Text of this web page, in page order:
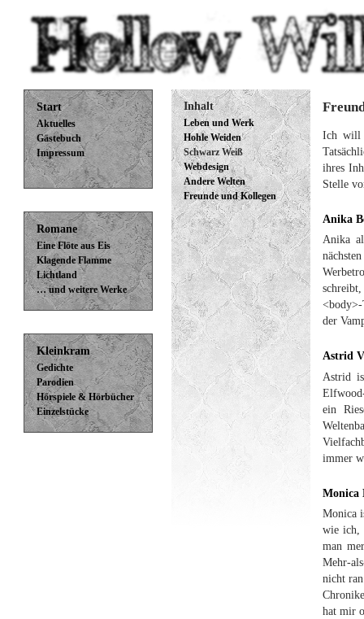
Start
Aktuelles
Gästebuch
Impressum
Romane
Eine Flöte aus Eis
Klagende Flamme
Lichtland
… und weitere Werke
Kleinkram
Gedichte
Parodien
Hörspiele & Hörbücher
Einzelstücke
Inhalt
Leben und Werk
Hohle Weiden
Schwarz Weiß
Webdesign
Andere Welten
Freunde und Kollegen
Ich will
ihres
Stelle
Anika
Anika
<body>-
der
Astrid
Astrid
ein
immer
Monica
Monica
wie ich,
man
Mehr-
nicht
hat mir